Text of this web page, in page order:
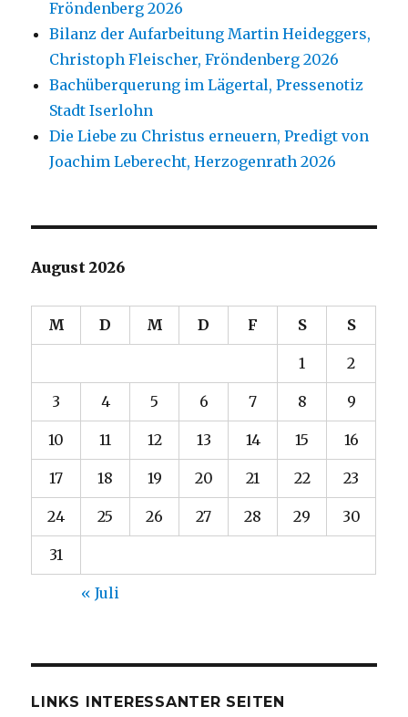
Fröndenberg 2026
Bilanz der Aufarbeitung Martin Heideggers,
Christoph Fleischer, Fröndenberg 2026
Bachüberquerung im Lägertal, Pressenotiz
Stadt Iserlohn
Die Liebe zu Christus erneuern, Predigt von
Joachim Leberecht, Herzogenrath 2026
August 2026
M D M D F S S
1 2
3 4 5 6 7 8 9
10 11 12 13 14 15 16
17 18 19 20 21 22 23
24 25 26 27 28 29 30
31
« Juli
LINKS INTERESSANTER SEITEN